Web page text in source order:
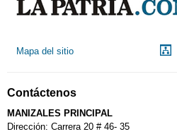
Mapa del sitio
Contáctenos
MANIZALES PRINCIPAL
Dirección: Carrera 20 # 46- 35